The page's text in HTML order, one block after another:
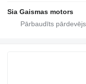
Sia Gaismas motors